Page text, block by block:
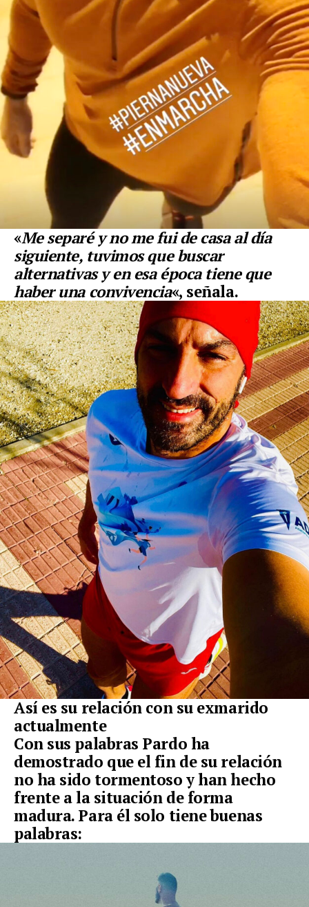
«Me separé y no me fui de casa al día
siguiente, tuvimos que buscar
alternativas y en esa época tiene que
haber una convivencia«, señala.
Así es su relación con su exmarido
actualmente
Con sus palabras Pardo ha
demostrado que el fin de su relación
no ha sido tormentoso y han hecho
frente a la situación de forma
madura. Para él solo tiene buenas
palabras: